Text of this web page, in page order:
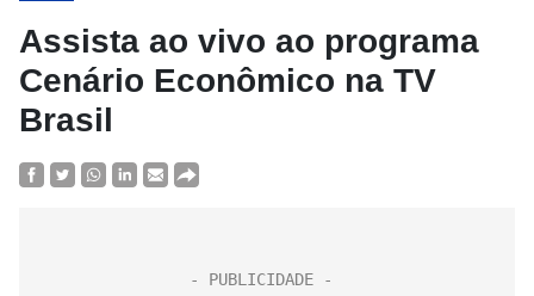
Assista ao vivo ao programa
Cenário Econômico na TV
Brasil